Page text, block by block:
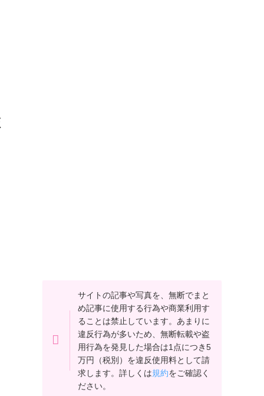
サイトの記事や写真を、無断でまと
め記事に使用する行為や商業利用す
ることは禁止しています。あまりに
違反行為が多いため、無断転載や盗
用行為を発見した場合は1点につき5
万円（税別）を違反使用料として請
求します。詳しくは規約をご確認く
ださい。